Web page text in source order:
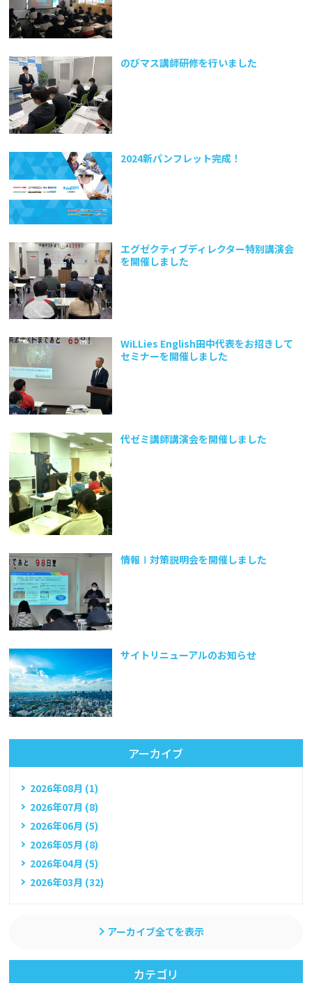
のびマス講師研修を行いました
2024新パンフレット完成！
エグゼクティブディレクター特別講演会
を開催しました
WiLLies English田中代表をお招きして
セミナーを開催しました
代ゼミ講師講演会を開催しました
情報Ⅰ対策説明会を開催しました
サイトリニューアルのお知らせ
アーカイブ
2026年08月 (1)
2026年07月 (8)
2026年06月 (5)
2026年05月 (8)
2026年04月 (5)
2026年03月 (32)
アーカイブ全てを表示
カテゴリ